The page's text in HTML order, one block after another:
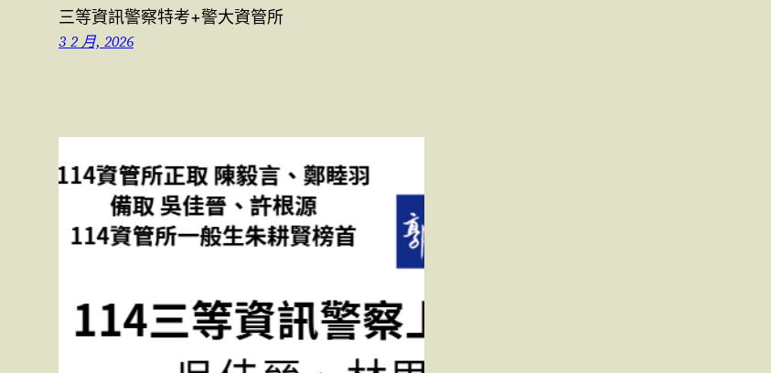
三等資訊警察特考+警大資管所
3 2 月, 2026